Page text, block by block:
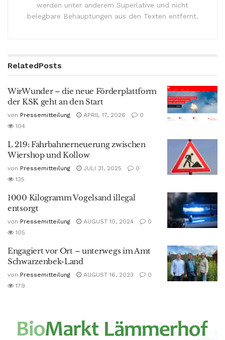
werden unter anderem Superlative und nicht
belegbare Behauptungen aus den Texten entfernt.
RelatedPosts
WirWunder – die neue Förderplattform
der KSK geht an den Start
von Pressemitteilung APRIL 17, 2026
0
104
L 219: Fahrbahnerneuerung zwischen
Wiershop und Kollow
von Pressemitteilung JULI 31, 2025
0
135
1000 Kilogramm Vogelsand illegal
entsorgt
von Pressemitteilung AUGUST 10, 2024
0
105
Engagiert vor Ort – unterwegs im Amt
Schwarzenbek-Land
von Pressemitteilung AUGUST 16, 2023
0
179